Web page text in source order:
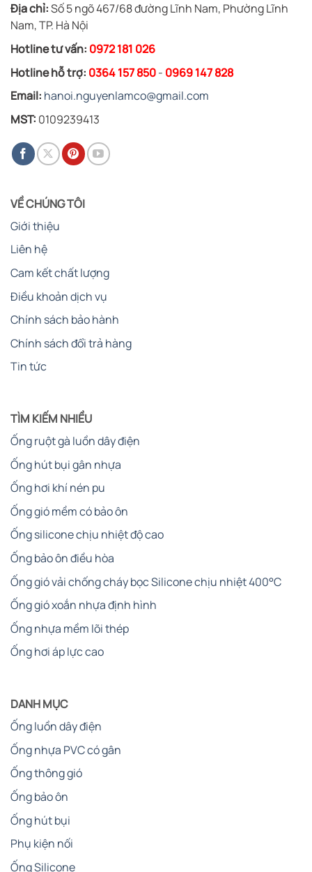
Địa chỉ:Số 5 ngõ 467/68 đường Lĩnh Nam, Phường Lĩnh
Nam, TP. Hà Nội
Hotline tư vấn: 0972 181 026
Hotline hỗ trợ: 0364 157 850- 0969 147 828
Email: hanoi.nguyenlamco@gmail.com
MST: 0109239413
VỀ CHÚNG TÔI
Giới thiệu
Liên hệ
Cam kết chất lượng
Điều khoản dịch vụ
Chính sách bảo hành
Chính sách đổi trả hàng
Tin tức
TÌM KIẾM NHIỀU
Ống ruột gà luồn dây điện
Ống hút bụi gân nhựa
Ống hơi khí nén pu
Ống gió mềm có bảo ôn
Ống silicone chịu nhiệt độ cao
Ống bảo ôn điều hòa
Ống gió vải chống cháy bọc Silicone chịu nhiệt 400°C
Ống gió xoắn nhựa định hình
Ống nhựa mềm lõi thép
Ống hơi áp lực cao
DANH MỤC
Ống luồn dây điện
Ống nhựa PVC có gân
Ống thông gió
Ống bảo ôn
Ống hút bụi
Phụ kiện nối
Ống Silicone